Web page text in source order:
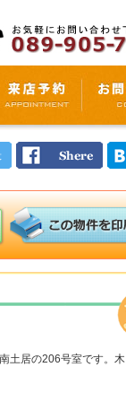
土居の206号室です。木